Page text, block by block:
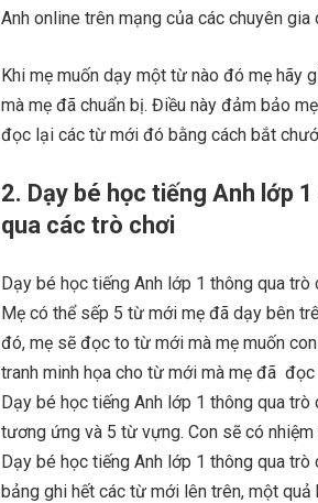
Anh online trên mạng của các chuyên gia
Khi mẹ muốn dạy một từ nào đó mẹ hãy
mà mẹ đã chuẩn bị. Điều này đảm bảo
đọc lại các từ mới đó bằng cách bắt
2. Dạy bé học tiếng Anh lớp
qua các trò chơi
Dạy bé học tiếng Anh lớp 1 thông qua
Mẹ có thể sếp 5 từ mới mẹ đã dạy bên
đó, mẹ sẽ đọc to từ mới mà mẹ muốn
tranh minh họa cho từ mới mà mẹ đã
Dạy bé học tiếng Anh lớp 1 thông qua
tương ứng và 5 từ vựng. Con sẽ có
Dạy bé học tiếng Anh lớp 1 thông qua
bảng ghi hết các từ mới lên trên, một